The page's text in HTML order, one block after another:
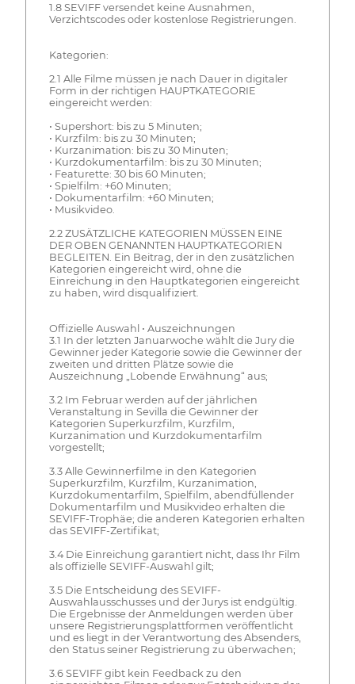
1.8 SEVIFF versendet keine Ausnahmen,
Verzichtscodes oder kostenlose Registrierungen.
Kategorien:
2.1 Alle Filme müssen je nach Dauer in digitaler
Form in der richtigen HAUPTKATEGORIE
eingereicht werden:
• Supershort: bis zu 5 Minuten;
• Kurzfilm: bis zu 30 Minuten;
• Kurzanimation: bis zu 30 Minuten;
• Kurzdokumentarfilm: bis zu 30 Minuten;
• Featurette: 30 bis 60 Minuten;
• Spielfilm: +60 Minuten;
• Dokumentarfilm: +60 Minuten;
• Musikvideo.
2.2 ZUSÄTZLICHE KATEGORIEN MÜSSEN EINE
DER OBEN GENANNTEN HAUPTKATEGORIEN
BEGLEITEN. Ein Beitrag, der in den zusätzlichen
Kategorien eingereicht wird, ohne die
Einreichung in den Hauptkategorien eingereicht
zu haben, wird disqualifiziert.
Offizielle Auswahl • Auszeichnungen
3.1 In der letzten Januarwoche wählt die Jury die
Gewinner jeder Kategorie sowie die Gewinner der
zweiten und dritten Plätze sowie die
Auszeichnung „Lobende Erwähnung“ aus;
3.2 Im Februar werden auf der jährlichen
Veranstaltung in Sevilla die Gewinner der
Kategorien Superkurzfilm, Kurzfilm,
Kurzanimation und Kurzdokumentarfilm
vorgestellt;
3.3 Alle Gewinnerfilme in den Kategorien
Superkurzfilm, Kurzfilm, Kurzanimation,
Kurzdokumentarfilm, Spielfilm, abendfüllender
Dokumentarfilm und Musikvideo erhalten die
SEVIFF-Trophäe; die anderen Kategorien erhalten
das SEVIFF-Zertifikat;
3.4 Die Einreichung garantiert nicht, dass Ihr Film
als offizielle SEVIFF-Auswahl gilt;
3.5 Die Entscheidung des SEVIFF-
Auswahlausschusses und der Jurys ist endgültig.
Die Ergebnisse der Anmeldungen werden über
unsere Registrierungsplattformen veröffentlicht
und es liegt in der Verantwortung des Absenders,
den Status seiner Registrierung zu überwachen;
3.6 SEVIFF gibt kein Feedback zu den